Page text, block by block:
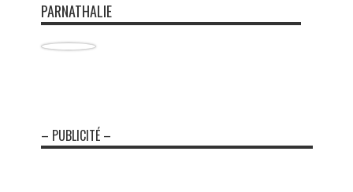
PARNATHALIE
– PUBLICITÉ –